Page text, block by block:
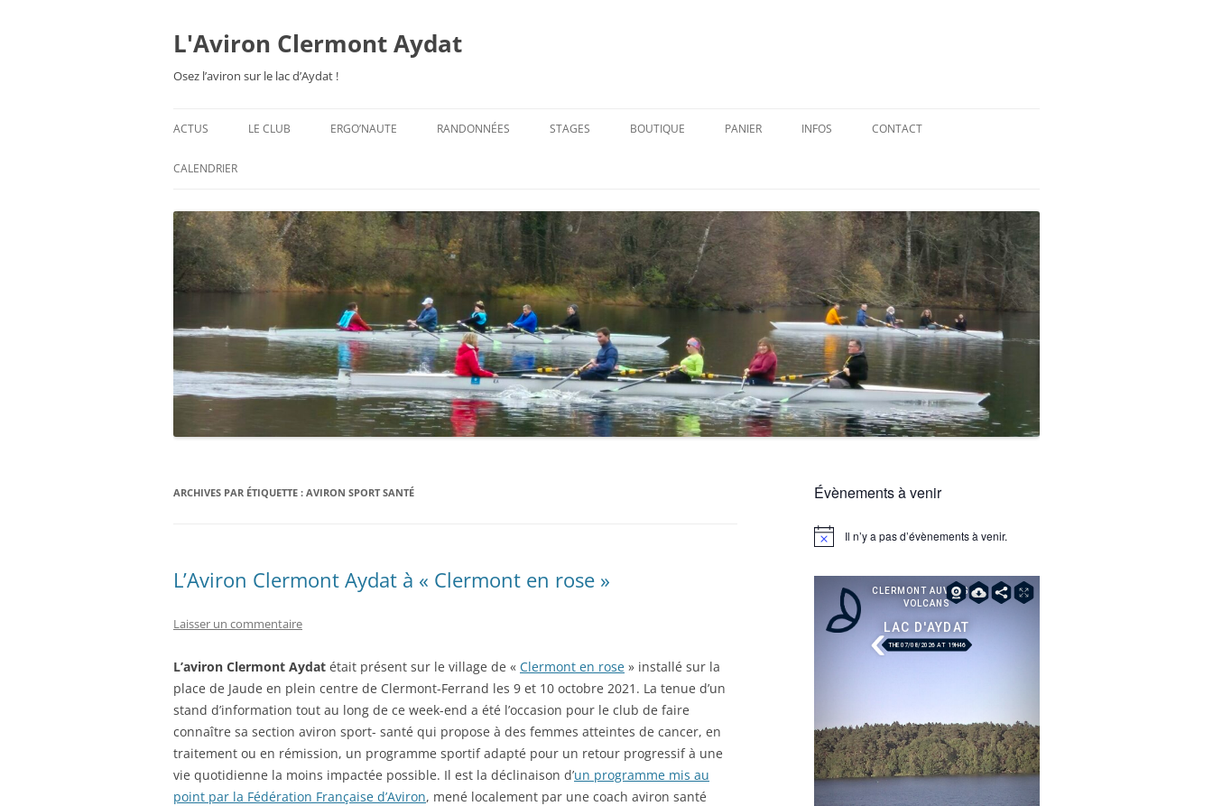
L'Aviron Clermont Aydat
Osez l’aviron sur le lac d’Aydat !
ACTUS LE CLUB
ESPACE ADHÉSION
TARIFS 2026-27
ERGO’NAUTE RANDONNÉES STAGES BOUTIQUE PANIER INFOS
RÉGLEMENT INTÉRIEUR
RÉGLEMENT DE LA FFA
MENTIONS LÉGALES
PARTENAIRES
CONTACT
CALENDRIER
ARCHIVES PAR ÉTIQUETTE : AVIRON SPORT SANTÉ
L’Aviron Clermont Aydat à « Clermont en rose »
Laisser un commentaire
L’aviron Clermont Aydat était présent sur le village de « Clermont en rose » installé sur la
place de Jaude en plein centre de Clermont-Ferrand les 9 et 10 octobre 2021. La tenue d’un
stand d’information tout au long de ce week-end a été l’occasion pour le club de faire
connaître sa section aviron sport- santé qui propose à des femmes atteintes de cancer, en
traitement ou en rémission, un programme sportif adapté pour un retour progressif à une
vie quotidienne la moins impactée possible. Il est la déclinaison d’un programme mis au
point par la Fédération Française d’Aviron, mené localement par une coach aviron santé
Évènements à venir
Notice Il n’y a pas d’évènements à venir.